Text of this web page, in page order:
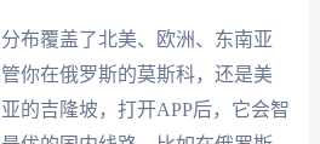
布覆盖了北美、欧洲、东南亚
你在俄罗斯的莫斯科，还是美
的吉隆坡，打开APP后，它会智